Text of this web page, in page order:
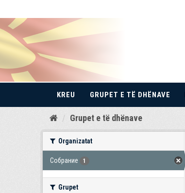
Kalo
KREU GRUPET E TË DHËNAVE
Grupet e të dhënave
Organizatat
Собрание 1
Grupet